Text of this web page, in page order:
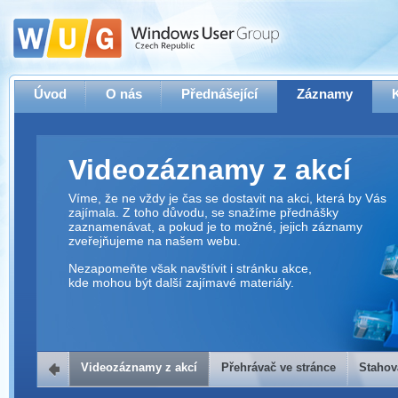
Úvod O nás Přednášející Záznamy
Videozáznamy z akcí
Víme, že ne vždy je čas se dostavit na akci, která by Vás
zajímala. Z toho důvodu, se snažíme přednášky
zaznamenávat, a pokud je to možné, jejich záznamy
zveřejňujeme na našem webu.
Nezapomeňte však navštívit i stránku akce,
kde mohou být další zajímavé materiály.
Přehrávač ve stránce
Videozáznamy z akcí Přehrávač ve stránce